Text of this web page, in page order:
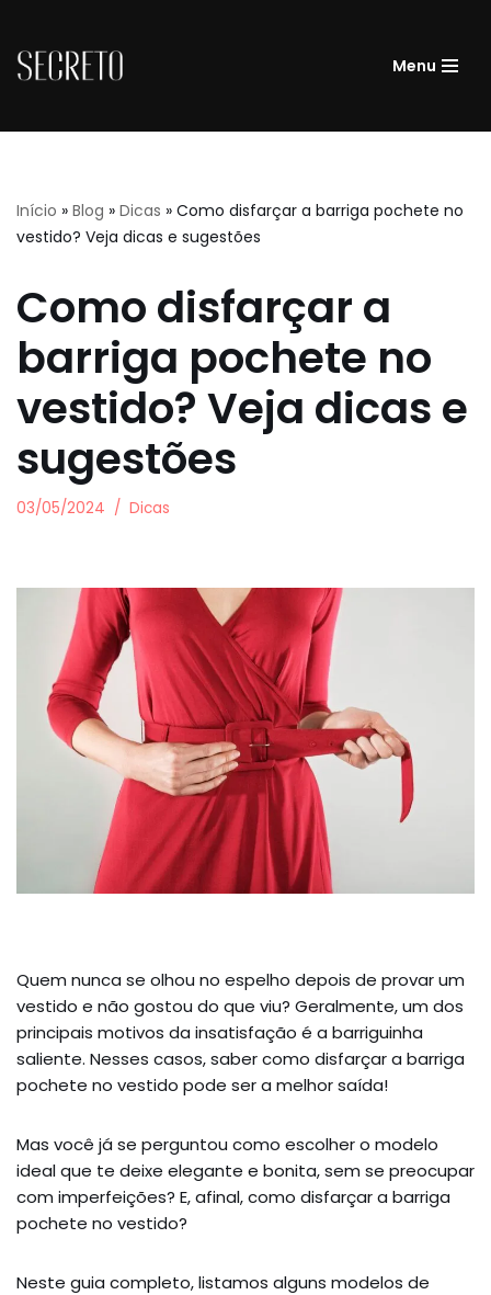
Pular
para
conteúdo
Menu
Início » Blog » Dicas » Como disfarçar a barriga pochete no
vestido? Veja dicas e sugestões
Como disfarçar a
barriga pochete no
vestido? Veja dicas e
sugestões
03/05/2024 Dicas
Quem nunca se olhou no espelho depois de provar um
vestido e não gostou do que viu? Geralmente, um dos
principais motivos da insatisfação é a barriguinha
saliente. Nesses casos, saber como disfarçar a barriga
pochete no vestido pode ser a melhor saída!
Mas você já se perguntou como escolher o modelo
ideal que te deixe elegante e bonita, sem se preocupar
com imperfeições? E, afinal, como disfarçar a barriga
pochete no vestido?
Neste guia completo, listamos alguns modelos de